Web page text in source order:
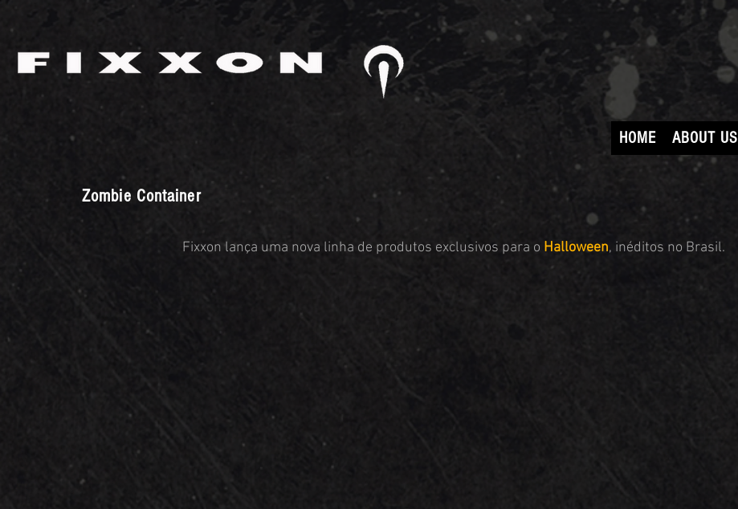
HOME ABOUT US
Zombie Container
Fixxon lança uma nova linha de produtos exclusivos para o Halloween, inéditos no Brasil.